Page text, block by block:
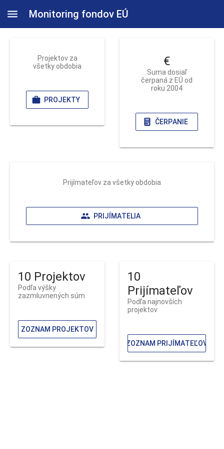
Monitoring fondov EÚ
Projektov za
všetky obdobia
PROJEKTY
€
Suma dosiaľ
čerpaná z EÚ od
roku 2004
ČERPANIE
Prijímateľov za všetky obdobia
PRIJÍMATELIA
10 Projektov
Podľa výšky
zazmluvnených súm
ZOZNAM PROJEKTOV
10
Prijímateľov
Podľa najnovších
projektov
ZOZNAM PRIJÍMATEĽOV